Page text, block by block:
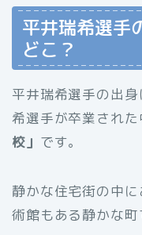
平井瑞希選手
どこ？
平井瑞希選手の出
希選手が卒業され
校」 です。
静かな住宅街の中
術館もある静かな町